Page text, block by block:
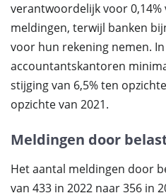
verantwoordelijk voor
meldingen, terwijl banken
voor hun rekening nemen.
accountantskantoren
stijging van 6,5% ten
opzichte van 2021.
Meldingen door
Het aantal meldingen door
van 433 in 2022 naar 356 in